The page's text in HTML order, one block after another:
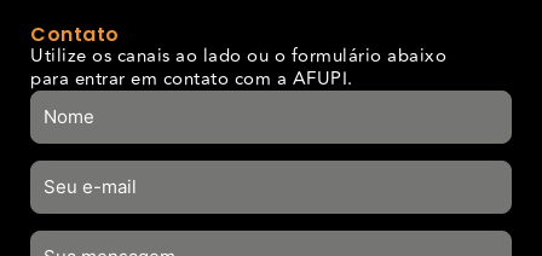
Contato
Utilize os canais ao lado ou o formulário abaixo
para entrar em contato com a AFUPI.